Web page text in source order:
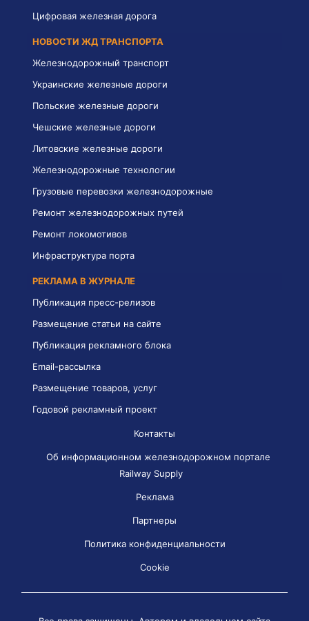
Цифровая железная дорога
НОВОСТИ ЖД ТРАНСПОРТА
Железнодорожный транспорт
Украинские железные дороги
Польские железные дороги
Чешские железные дороги
Литовские железные дороги
Железнодорожные технологии
Грузовые перевозки железнодорожные
Ремонт железнодорожных путей
Ремонт локомотивов
Инфраструктура порта
РЕКЛАМА В ЖУРНАЛЕ
Публикация пресс-релизов
Размещение статьи на сайте
Публикация рекламного блока
Email-рассылка
Размещение товаров, услуг
Годовой рекламный проект
Контакты
Об информационном железнодорожном портале
Railway Supply
Реклама
Партнеры
Политика конфиденциальности
Cookie